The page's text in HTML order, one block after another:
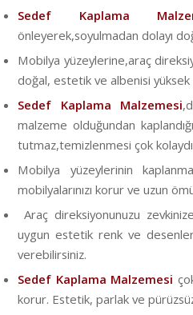
Sedef Kaplama
önleyerek,soyulmadan dolayı
Mobilya yüzeylerine,araç
doğal, estetik ve albenisi yüksek
Sedef Kaplama Malzemesi
malzeme olduğundan
tutmaz,temizlenmesi çok
Mobilya yüzeylerinin
mobilyalarınızı korur ve uzun
Araç direksiyonunuzu
uygun estetik renk ve
verebilirsiniz.
Sedef Kaplama Malzemesi
korur. Estetik, parlak ve